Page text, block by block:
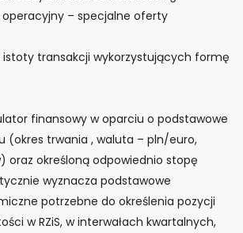
operacyjny – specjalne oferty
istoty transakcji wykorzystujących formę
finansowy w oparciu o podstawowe
(okres trwania , waluta – pln/euro,
oraz określoną odpowiednio stopę
wyznacza podstawowe
potrzebne do określenia pozycji
w RZiS, w interwałach kwartalnych,